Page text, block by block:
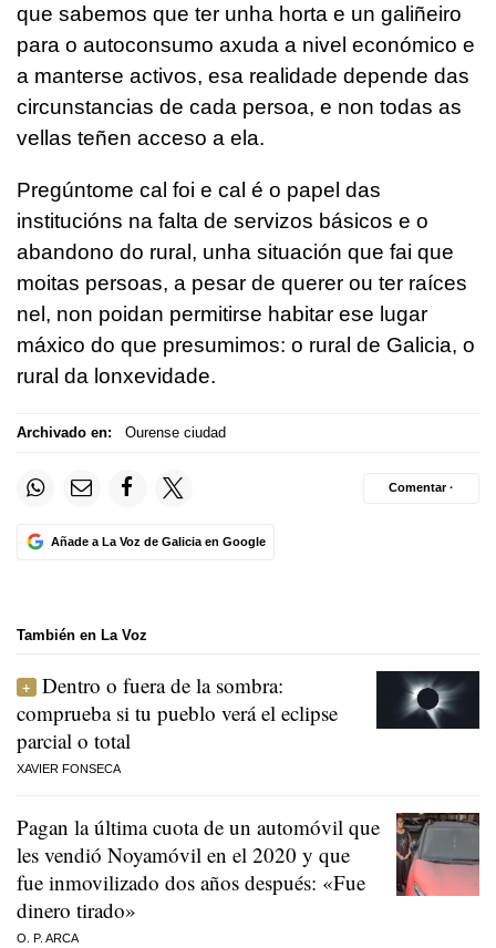
que sabemos que ter unha horta e un galiñeiro
para o autoconsumo axuda a nivel económico e
a manterse activos, esa realidade depende das
circunstancias de cada persoa, e non todas as
vellas teñen acceso a ela.
Pregúntome cal foi e cal é o papel das
institucións na falta de servizos básicos e o
abandono do rural, unha situación que fai que
moitas persoas, a pesar de querer ou ter raíces
nel, non poidan permitirse habitar ese lugar
máxico do que presumimos: o rural de Galicia, o
rural da lonxevidade.
Archivado en: Ourense ciudad
Añade a La Voz de Galicia en Google
Comentar ·
También en La Voz
Dentro o fuera de la sombra:
comprueba si tu pueblo verá el eclipse
parcial o total
XAVIER FONSECA
Pagan la última cuota de un automóvil que
les vendió Noyamóvil en el 2020 y que
fue inmovilizado dos años después: «Fue
dinero tirado»
O. P. ARCA